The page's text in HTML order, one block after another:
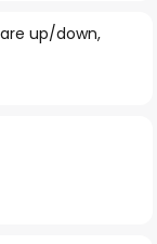
up/down,